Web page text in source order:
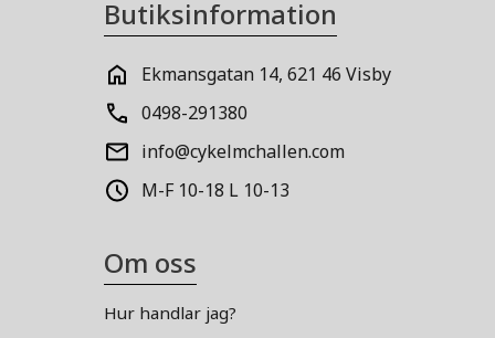
Butiksinformation
Ekmansgatan 14, 621 46 Visby
0498-291380
info@cykelmchallen.com
M-F 10-18 L 10-13
Om oss
Hur handlar jag?